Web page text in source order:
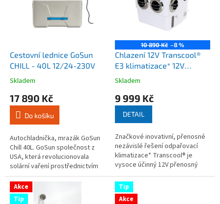
Cestovní lednice GoSun
CHILL - 40L 12/24-230V
Průměrné
produktu
3,6
5
hvězdiček.
Skladem
17 890 Kč
Do košíku
Autochladnička, mrazák GoSun
Chill 40L. GoSun společnost z
USA, která revolucionovala
solární vaření prostřednictvím
své patentované solární
technologie, nyní zahajuje
GoSun...
10 890 Kč –8 %
Chlazení 12V Transcool®
E3 klimatizace* 12V
odpařovací chladič
karavan
Průměrné
produktu
5
hvězdiček.
Skladem
9 999 Kč
DETAIL
Značkové inovativní, přenosné
nezávislé řešení odpařovací
klimatizace* Transcool® je
vysoce účinný 12V přenosný
odpařovací chladicí systém,
který byl vyvinut a vyroben...
Akce
Tip
Tip
Akce